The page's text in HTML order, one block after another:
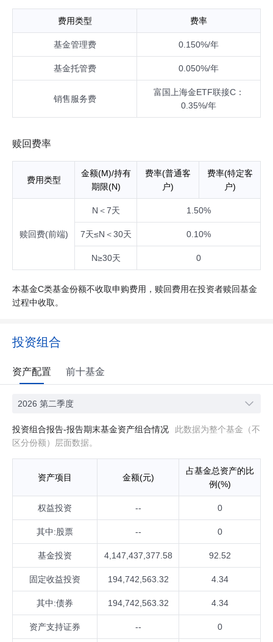
费用类型 费率
基金管理费 0.150%/年
基金托管费 0.050%/年
销售服务费
富国上海金ETF联接C：
0.35%/年
赎回费率
费用类型
金额(M)/持有
期限(N)
费率(普通客
户)
费率(特定客
户)
赎回费(前端)
N＜7天 1.50%
7天≤N＜30天 0.10%
N≥30天 0
本基金C类基金份额不收取申购费用，赎回费用在投资者赎回基金
过程中收取。
投资组合
资产配置 前十基金
2026 第二季度
投资组合报告-报告期末基金资产组合情况
此数据为整个基金（不
区分份额）层面数据。
资产项目 金额(元)
占基金总资产的比
例(%)
权益投资 -- 0
其中:股票 -- 0
基金投资 4,147,437,377.58 92.52
固定收益投资 194,742,563.32 4.34
其中:债券 194,742,563.32 4.34
资产支持证券 -- 0